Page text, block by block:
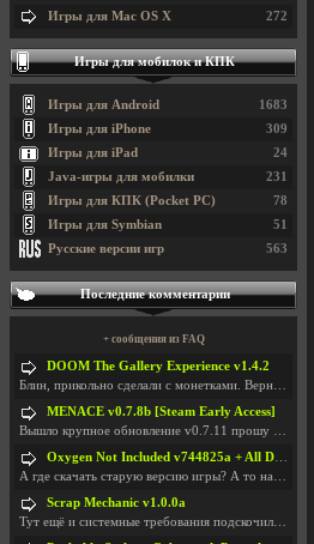
272
Игры для Mac OS X
Игры для мобилок и КПК
1683
Игры для Android
309
Игры для iPhone
24
Игры для iPad
231
Java-игры для мобилки
78
Игры для КПК (Pocket PC)
51
Игры для Symbian
563
Русские версии игр
Последние комментарии
+ сообщения из FAQ
DOOM The Gallery Experience v1.4.2
Блин, прикольно сделали с монетками. Вернулся в св
MENACE v0.7.8b [Steam Early Access]
Вышло крупное обновление v0.7.11 прошу обновить
Oxygen Not Included v744825a + All DLC
А где скачать старую версию игры? А то на новой но
Scrap Mechanic v1.0.0a
Тут ещё и системные требования подскочили. Если не